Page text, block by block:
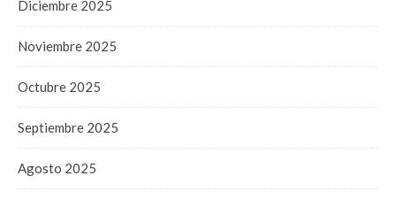
Diciembre 2025
Noviembre 2025
Octubre 2025
Septiembre 2025
Agosto 2025